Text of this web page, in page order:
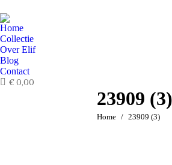
Home
Collectie
Over Elif
Blog
Contact
€0,00
23909 (3)
Je bent hier:
Home 23909 (3)